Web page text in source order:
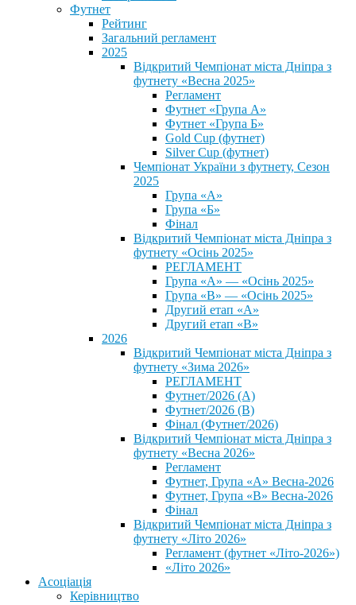
Футнет
Рейтинг
Загальний регламент
2025
Відкритий Чемпіонат міста Дніпра з
футнету «Весна 2025»
Регламент
Футнет «Група А»
Футнет «Група Б»
Gold Cup (футнет)
Silver Cup (футнет)
Чемпіонат України з футнету, Сезон
2025
Група «А»
Група «Б»
Фінал
Відкритий Чемпіонат міста Дніпра з
футнету «Осінь 2025»
РЕГЛАМЕНТ
Група «А» — «Осінь 2025»
Група «В» — «Осінь 2025»
Другий етап «А»
Другий етап «В»
2026
Відкритий Чемпіонат міста Дніпра з
футнету «Зима 2026»
РЕГЛАМЕНТ
Футнет/2026 (А)
Футнет/2026 (В)
Фінал (Футнет/2026)
Відкритий Чемпіонат міста Дніпра з
футнету «Весна 2026»
Регламент
Футнет, Група «А» Весна-2026
Футнет, Група «В» Весна-2026
Фінал
Відкритий Чемпіонат міста Дніпра з
футнету «Літо 2026»
Регламент (футнет «Літо-2026»)
«Літо 2026»
Асоціація
Керівництво